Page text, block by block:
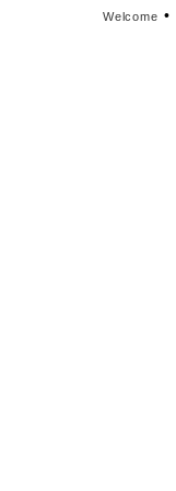
Welcome •